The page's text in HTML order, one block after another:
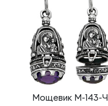
Мощевик М-143-Ч